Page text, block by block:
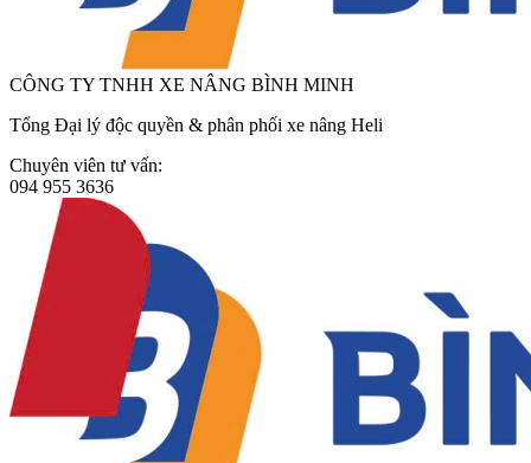
CÔNG TY TNHH XE NÂNG BÌNH MINH
Tổng Đại lý độc quyền & phân phối xe nâng Heli
Chuyên viên tư vấn:
094 955 3636